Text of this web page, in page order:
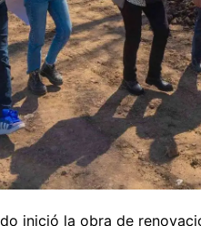
inició la obra de